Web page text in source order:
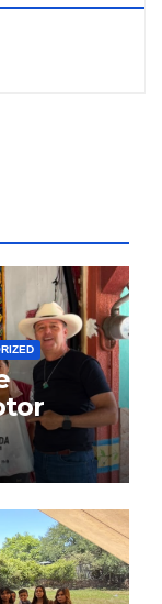
Mario